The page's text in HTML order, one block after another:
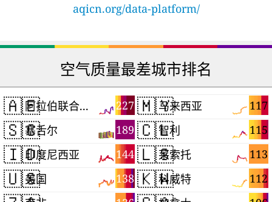
aqicn.org/data-platform/
空气质量最差城市排名
🇦🇪 227
阿拉伯联合酋长国
🇸🇨 189
塞舌尔
🇮🇩 144
印度尼西亚
🇺🇸 138
美国
🇲🇾 117
马来西亚
🇨🇱 115
智利
🇱🇸 113
莱索托
🇰🇼 112
科威特